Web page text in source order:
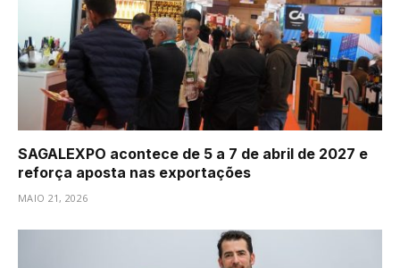
SAGALEXPO acontece de 5 a 7 de abril de 2027 e
reforça aposta nas exportações
MAIO 21, 2026